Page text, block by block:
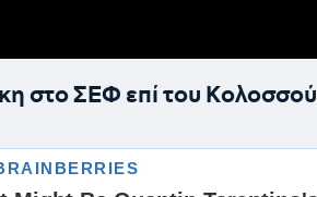
στο ΣΕΦ επί του Κολοσσού